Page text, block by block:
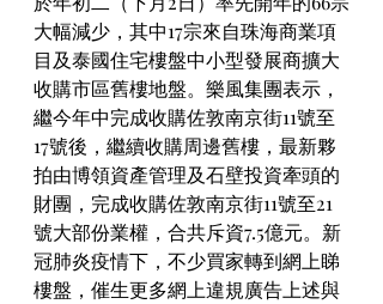
大幅減少，其中17宗來自珠海商業項
目及泰國住宅樓盤中小型發展商擴大
收購市區舊樓地盤。樂風集團表示，
繼今年中完成收購佐敦南京街11號至
17號後，繼續收購周邊舊樓，最新夥
拍由博領資產管理及石壁投資牽頭的
財團，完成收購佐敦南京街11號至21
號大部份業權，合共斥資7.5億元。新
冠肺炎疫情下，不少買家轉到網上睇
樓盤，催生更多網上違規廣告上述與